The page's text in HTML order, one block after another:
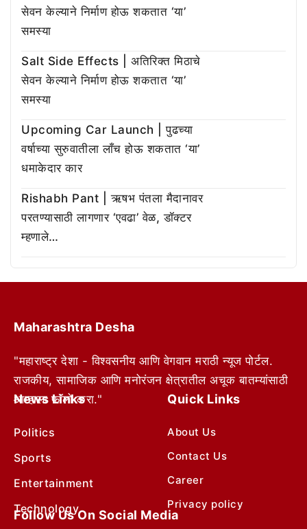
सेवन केल्याने निर्माण होऊ शकतात ‘या’
समस्या
Salt Side Effects | अतिरिक्त मिठाचे
सेवन केल्याने निर्माण होऊ शकतात ‘या’
समस्या
Upcoming Car Launch | पुढच्या
वर्षाच्या सुरुवातीला लाँच होऊ शकतात ‘या’
धमाकेदार कार
Rishabh Pant | ऋषभ पंतला मैदानावर
परतण्यासाठी लागणार ‘एवढा’ वेळ, डॉक्टर
म्हणाले…
Maharashtra Desha
"महाराष्ट्र देशा - विश्वसनीय आणि वेगवान मराठी न्यूज पोर्टल.
राजकीय, सामाजिक आणि मनोरंजन क्षेत्रातील अचूक बातम्यांसाठी
आम्हाला फॉलो करा."
News Links
Politics
Sports
Entertainment
Technology
Quick Links
About Us
Contact Us
Career
Privacy policy
Follow Us On Social Media